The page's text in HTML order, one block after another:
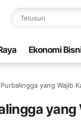
Ekonomi
yang Wajib